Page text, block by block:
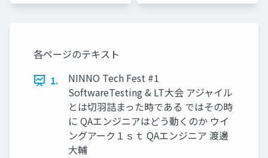
各ページのテキスト
1.
NINNO Tech Fest #1
SoftwareTesting & LT大会 アジャイル
とは切羽詰まった時である ではその時
に QAエンジニアはどう動くのか ウイ
ングアーク１ｓｔ QAエンジニア 渡邊
大輔